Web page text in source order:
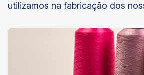
utilizamos na fabricação dos